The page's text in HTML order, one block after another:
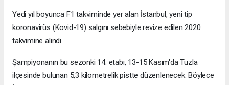
Yedi yıl boyunca F1 takviminde yer alan İstanbul, yeni tip
koronavirüs (Kovid-19) salgını sebebiyle revize edilen 2020
takvimine alındı.
Şampiyonanın bu sezonki 14. etabı, 13-15 Kasım'da Tuzla
ilçesinde bulunan 5,3 kilometrelik pistte düzenlenecek. Böylece